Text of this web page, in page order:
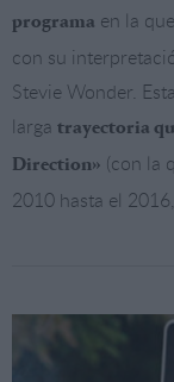
programa en la
con su
Stevie Wonder.
larga trayectoria
Direction» (con la
2010 hasta el